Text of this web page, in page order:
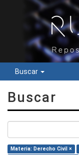
Buscar
Buscar
Materia: Derecho Civil ×